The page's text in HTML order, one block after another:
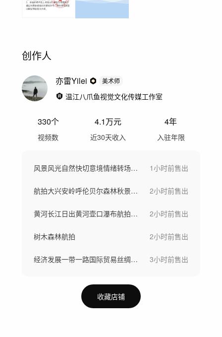
创作人
亦雷Yilei 美术师
温江八爪鱼视觉文化传媒工作室
330个
视频数
4.1万元
近30天收入
4年
入驻年限
风景风光自然快切意境情绪转场空镜头快节奏 1小时前售出
航拍大兴安岭呼伦贝尔森林秋景晨雾风景航拍 2小时前售出
黄河长江日出黄河壶口瀑布航拍河水汹涌奔涌 2小时前售出
树木森林航拍 2小时前售出
经济发展一带一路国际贸易丝绸之路科技建设 3小时前售出
收藏店铺